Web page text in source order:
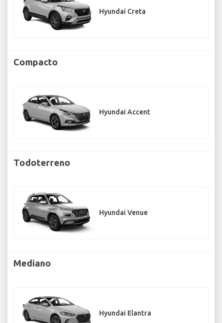
Hyundai Creta
Compacto
Hyundai Accent
Todoterreno
Hyundai Venue
Mediano
Hyundai Elantra